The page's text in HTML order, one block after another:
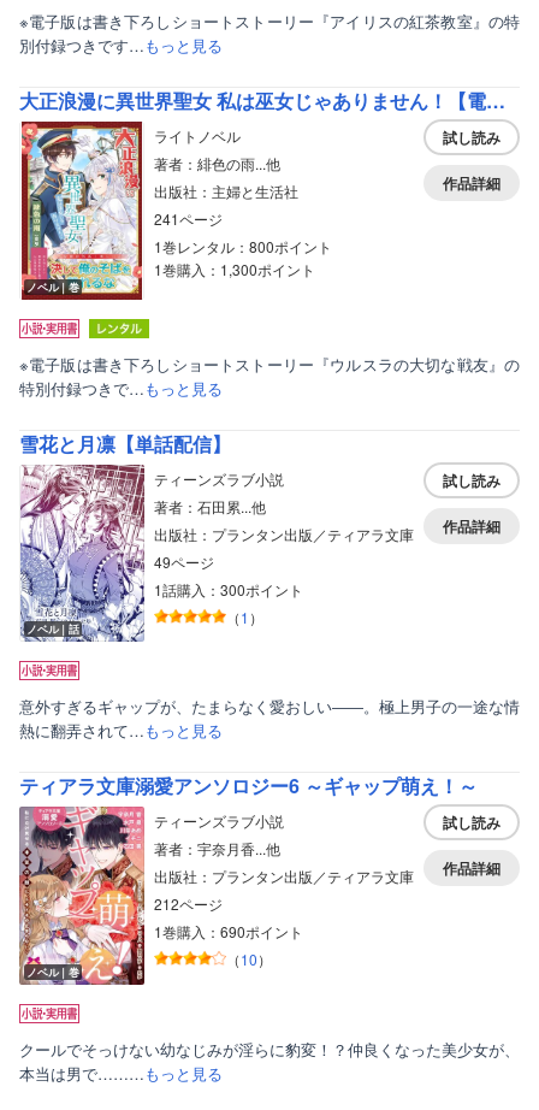
※電子版は書き下ろしショートストーリー『アイリスの紅茶教室』の特
別付録つきです…もっと見る
大正浪漫に異世界聖女 私は巫女じゃありません！【電子版特典付】
ノベル｜巻
ライトノベル
著者：緋色の雨...他
出版社：主婦と生活社
241ページ
1巻レンタル：800ポイント
1巻購入：1,300ポイント
試し読み
作品詳細
※電子版は書き下ろしショートストーリー『ウルスラの大切な戦友』の
特別付録つきで…もっと見る
雪花と月凛【単話配信】
ノベル｜話
ティーンズラブ小説
著者：石田累...他
出版社：プランタン出版／ティアラ文庫
49ページ
1話購入：300ポイント
（1 ）
試し読み
作品詳細
意外すぎるギャップが、たまらなく愛おしい――。極上男子の一途な情
熱に翻弄されて…もっと見る
ティアラ文庫溺愛アンソロジー6 ～ギャップ萌え！～
ノベル｜巻
ティーンズラブ小説
著者：宇奈月香...他
出版社：プランタン出版／ティアラ文庫
212ページ
1巻購入：690ポイント
（10）
試し読み
作品詳細
クールでそっけない幼なじみが淫らに豹変！？仲良くなった美少女が、
本当は男で………もっと見る